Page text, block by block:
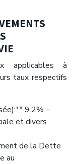
applicables à
taux respectifs
9.2% –
et divers
de la Dette
au